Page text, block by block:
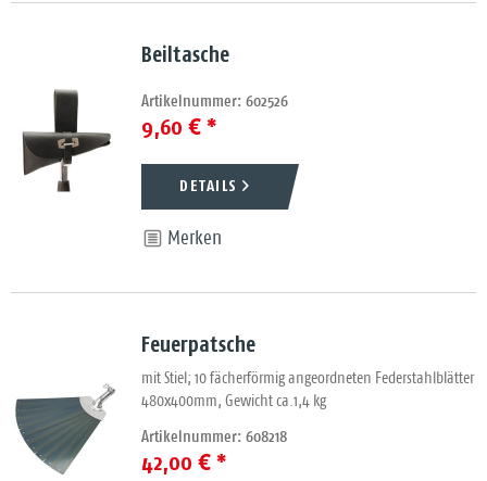
Beiltasche
Artikelnummer: 602526
9,60 € *
DETAILS
Merken
Feuerpatsche
mit Stiel; 10 fächerförmig angeordneten Federstahlblätter
480x400mm, Gewicht ca.1,4 kg
Artikelnummer: 608218
42,00 € *